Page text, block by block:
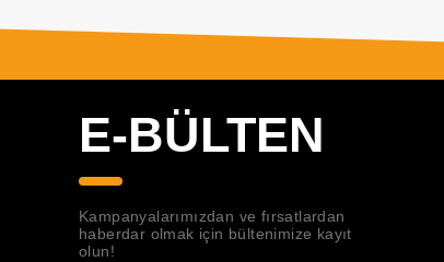
E-BÜLTEN
Kampanyalarımızdan ve fırsatlardan
haberdar olmak için bültenimize kayıt
olun!